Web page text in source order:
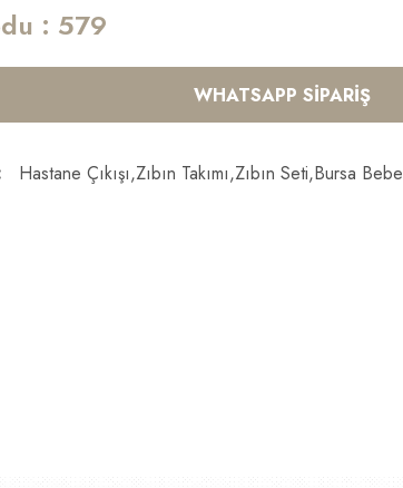
: 579
WHATSAPP SIPARIŞ
Hastane Çıkışı,zıbın Takımı,zıbın Seti,bursa Bebe